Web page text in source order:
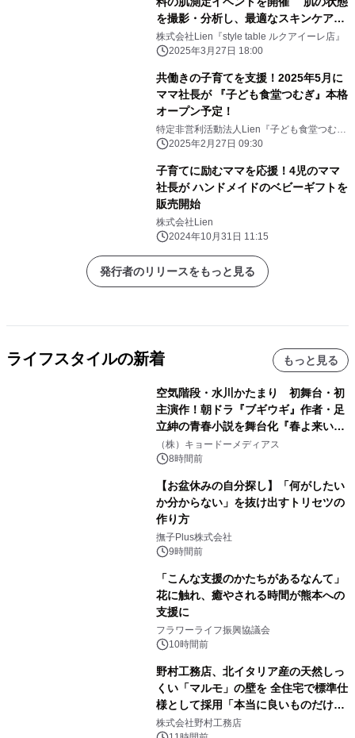
を撮影・分析し、最適なスキンケアを
アドバイス
株式会社Lien『style table ルクアイーレ店』
2025年3月27日 18:00
共働きの子育てを支援！2025年5月に
ママ社長が 『子ども食堂つむぎ』本格
オープン予定！
特定非営利活動法人Lien『子ども食堂つむ
ぎ』2025年2月27日 09:30
子育てに励むママを応援！4児のママ
社長が ハンドメイドのベビーギフトを
販売開始
株式会社Lien
2024年10月31日 11:15
発行者のリリースをもっと見る
ライフスタイルの新着 もっと見る
空気階段・水川かたまり 初舞台・初
主演作！朝ドラ『ブギウギ』作者・足
立紳の青春小説を舞台化『春よ来い、
マジで来い』キービジュアル解禁！
（株）キョードーメディアス
8時間前
【お盆休みの自分探し】「何がしたい
か分からない」を抜け出すトリセツの
作り方
撫子Plus株式会社
9時間前
「こんな支援のかたちがあるなんて」
花に触れ、癒やされる時間が熊本への
支援に
フラワーライフ振興協議会
10時間前
野村工務店、北イタリア産の天然しっ
くい「マルモ」の壁を 全住宅で標準仕
様として採用「本当に良いものだけに
こだわる」
株式会社野村工務店